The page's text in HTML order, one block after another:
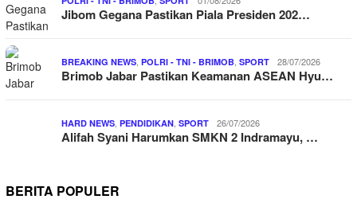
Jibom Gegana Pastikan Piala Presiden 202…
BREAKING NEWS POLRI - TNI - BRIMOB SPORT 28/07/2026
Brimob Jabar Pastikan Keamanan ASEAN Hyu…
HARD NEWS PENDIDIKAN SPORT 26/07/2026
Alifah Syani Harumkan SMKN 2 Indramayu, …
BERITA POPULER